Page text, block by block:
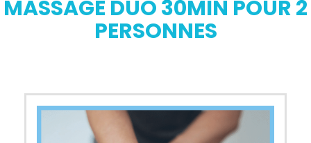
MASSAGE DUO 30MIN POUR 2
PERSONNES